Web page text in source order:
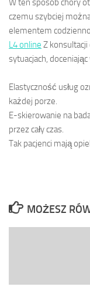
W ten sposób chory
czemu szybciej
elementem
L4 online Z
sytuacjach,
Elastyczność usług
każdej porze.
E-skierowanie na
przez cały czas.
Tak pacjenci mają
MOŻESZ